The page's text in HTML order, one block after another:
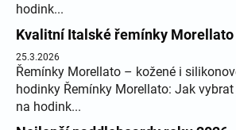
hodink...
Kvalitní Italské řemínky Morellato
25.3.2026
Řemínky Morellato – kožené i
hodinky Řemínky Morellato: Jak
na hodink...